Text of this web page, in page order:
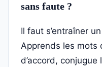
sans faute ?
Il faut s’entraîner
Apprends les mots
d’accord,